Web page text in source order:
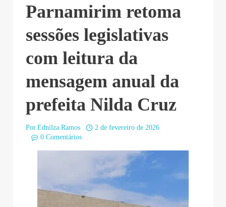
Parnamirim retoma
sessões legislativas
com leitura da
mensagem anual da
prefeita Nilda Cruz
Por Ednilza Ramos
2 de fevereiro de 2026
0 Comentários